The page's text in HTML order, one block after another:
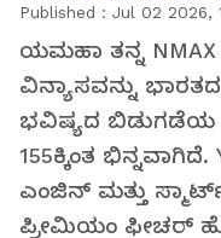
Published : Jul 02 2026,
ಯಮಹಾ ತನ್ನ
ವಿನ್ಯಾಸವನ್ನು
ಭವಿಷ್ಯದ ಬಿಡುಗಡೆಯ
155ಕ್ಕಿಂತ ಭಿನ್ನವಾಗಿದೆ.
ಎಂಜಿನ್ ಮತ್ತು
ಪ್ರೀಮಿಯಂ ಫೀಚರ್‌